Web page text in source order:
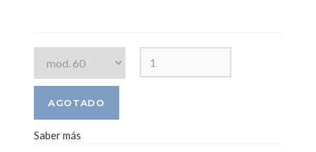
Saber más